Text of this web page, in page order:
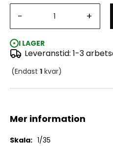
- +
I LAGER
Leveranstid: 1-3
(Endast 1 kvar)
Mer information
Mer
1/35